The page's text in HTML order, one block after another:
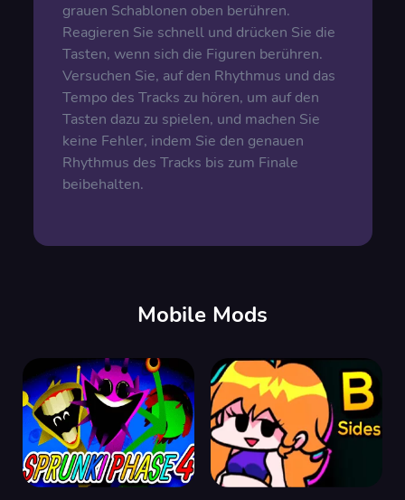
grauen Schablonen oben berühren.
Reagieren Sie schnell und drücken Sie die
Tasten, wenn sich die Figuren berühren.
Versuchen Sie, auf den Rhythmus und das
Tempo des Tracks zu hören, um auf den
Tasten dazu zu spielen, und machen Sie
keine Fehler, indem Sie den genauen
Rhythmus des Tracks bis zum Finale
beibehalten.
Mobile Mods